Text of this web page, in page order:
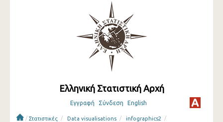
Ελληνική Στατιστική Αρχή
Εγγραφή Σύνδεση English
/ Στατιστικές / Data visualisations / infographics2 /